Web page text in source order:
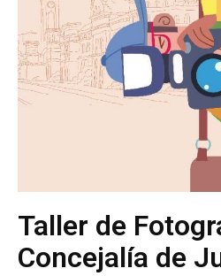
Taller de
Concejalía de